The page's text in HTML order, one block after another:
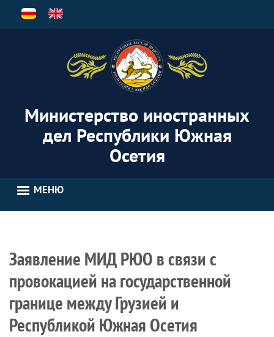
Перейти
Министерство иностранных
дел Республики Южная
Осетия
МЕНЮ
Заявление МИД РЮО в связи с
провокацией на государственной
границе между Грузией и
Республикой Южная Осетия